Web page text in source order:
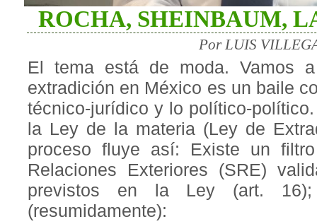
ROCHA, SHEINBAUM,
Por LUIS
El tema está de moda. Vamos
extradición en México es un baile
técnico-jurídico y lo político-
la Ley de la materia (Ley de
proceso fluye así: Existe un
Relaciones Exteriores (SRE)
previstos en la Ley (art.
(resumidamente):